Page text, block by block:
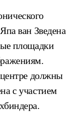
ван Зведена
площадки
должны
с участием